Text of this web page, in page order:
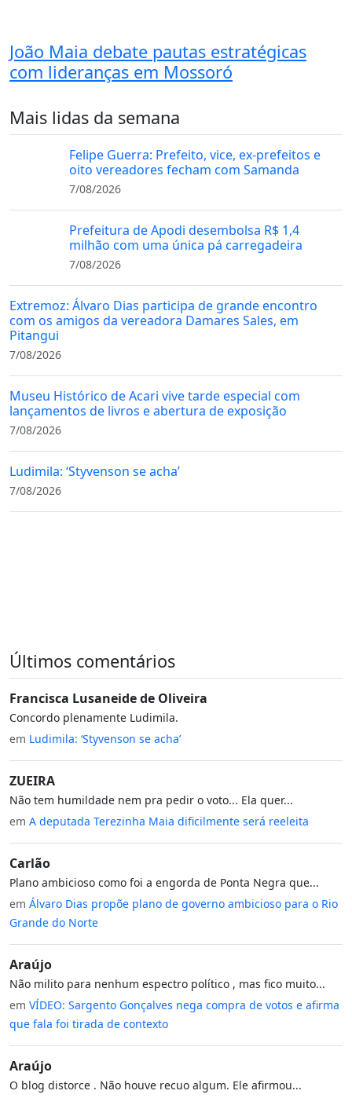
João Maia debate pautas estratégicas
com lideranças em Mossoró
Mais lidas da semana
Felipe Guerra: Prefeito, vice, ex-prefeitos e
oito vereadores fecham com Samanda
7/08/2026
Prefeitura de Apodi desembolsa R$ 1,4
milhão com uma única pá carregadeira
7/08/2026
Extremoz: Álvaro Dias participa de grande encontro
com os amigos da vereadora Damares Sales, em
Pitangui
7/08/2026
Museu Histórico de Acari vive tarde especial com
lançamentos de livros e abertura de exposição
7/08/2026
Ludimila: ‘Styvenson se acha’
7/08/2026
Últimos comentários
Francisca Lusaneide de Oliveira
Concordo plenamente Ludimila.
em Ludimila: ‘Styvenson se acha’
ZUEIRA
Não tem humildade nem pra pedir o voto... Ela quer...
em A deputada Terezinha Maia dificilmente será reeleita
Carlão
Plano ambicioso como foi a engorda de Ponta Negra que...
em Álvaro Dias propõe plano de governo ambicioso para o Rio
Grande do Norte
Araújo
Não milito para nenhum espectro político , mas fico muito...
em VÍDEO: Sargento Gonçalves nega compra de votos e afirma
que fala foi tirada de contexto
Araújo
O blog distorce . Não houve recuo algum. Ele afirmou...